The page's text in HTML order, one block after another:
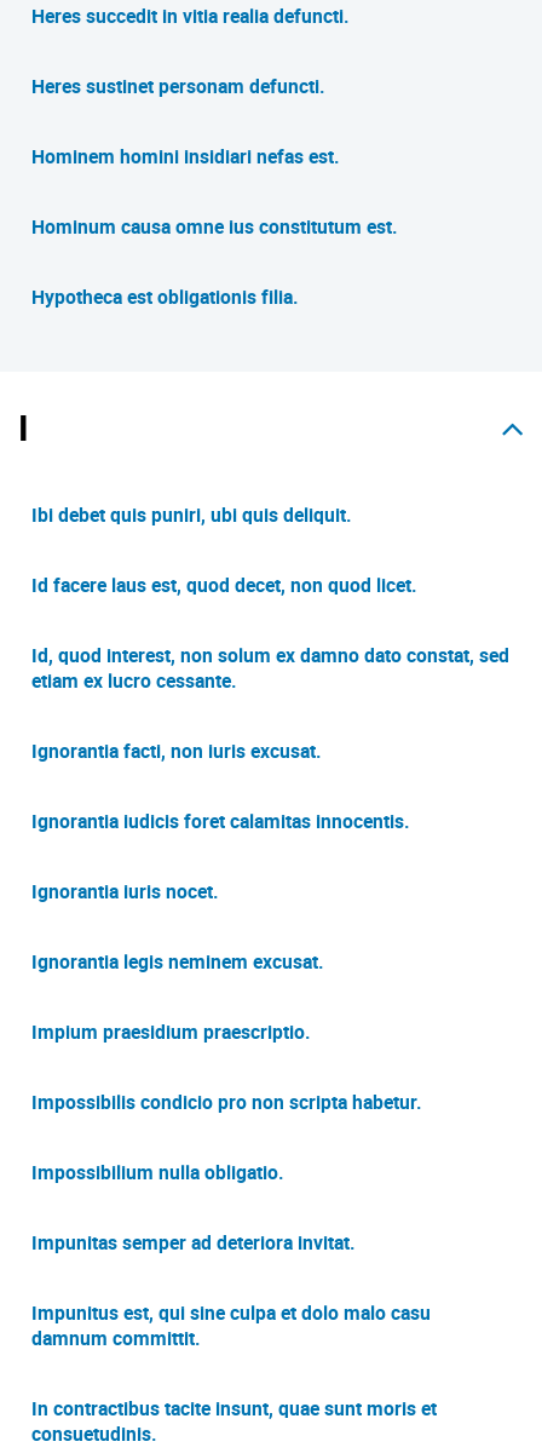
Heres succedit in vitia realia defuncti.
Heres sustinet personam defuncti.
Hominem homini insidiari nefas est.
Hominum causa omne ius constitutum est.
Hypotheca est obligationis filia.
I
Ibi debet quis puniri, ubi quis deliquit.
Id facere laus est, quod decet, non quod licet.
Id, quod interest, non solum ex damno dato constat, sed
etiam ex lucro cessante.
Ignorantia facti, non iuris excusat.
Ignorantia iudicis foret calamitas innocentis.
Ignorantia iuris nocet.
Ignorantia legis neminem excusat.
Impium praesidium praescriptio.
Impossibilis condicio pro non scripta habetur.
Impossibilium nulla obligatio.
Impunitas semper ad deteriora invitat.
Impunitus est, qui sine culpa et dolo malo casu
damnum committit.
In contractibus tacite insunt, quae sunt moris et
consuetudinis.